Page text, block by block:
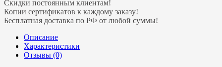
Скидки постоянным клиентам!
Копии сертификатов к каждому заказу!
Бесплатная доставка по РФ от любой суммы!
Описание
Характеристики
Отзывы (0)